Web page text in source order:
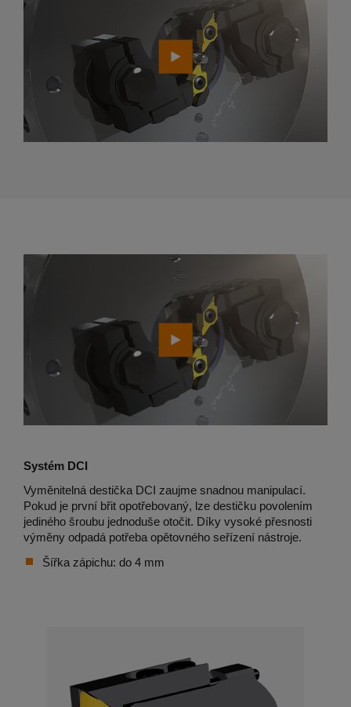
Systém DCI
Vyměnitelná destička DCI zaujme snadnou manipulací.
Pokud je první břit opotřebovaný, lze destičku povolením
jediného šroubu jednoduše otočit. Díky vysoké přesnosti
výměny odpadá potřeba opětovného seřízení nástroje.
Šířka zápichu: do 4 mm